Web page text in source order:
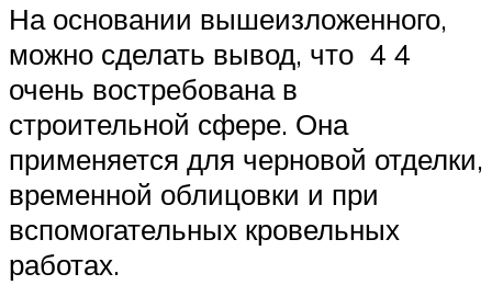
На основании вышеизложенного,
можно сделать вывод, что 4 4
очень востребована в
строительной сфере. Она
применяется для черновой отделки,
временной облицовки и при
вспомогательных кровельных
работах.